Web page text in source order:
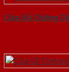
Cửa Gỗ Chống